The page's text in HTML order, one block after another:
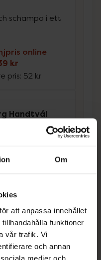
Om
att anpassa innehållet
funktioner
vår trafik. Vi
och annan
medier och
schampo i ett
online
kr
pris: 52 kr
Handtvål
online
kr
pris:31,90 kr
:62,92 kr
Dölj